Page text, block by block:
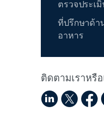
ตรวจประเ
ที่ปรึกษาด้า
อาหาร
ติดตามเราหรื